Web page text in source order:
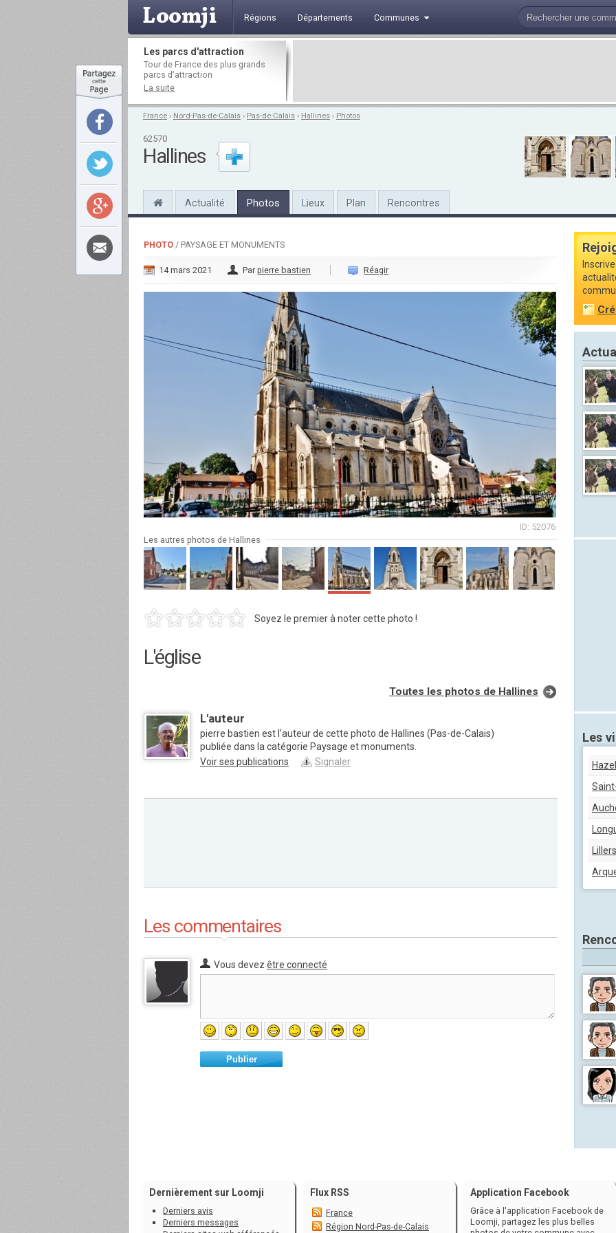
Régions Départements Communes
Les parcs d'attraction
Tour de France des plus grands
parcs d'attraction
La suite
France › Nord-Pas-de-Calais › Pas-de-Calais › Hallines › Photos
62570
Hallines
Actualité Photos Lieux Plan Rencontres
PHOTO / PAYSAGE ET MONUMENTS
14 mars 2021 Par pierre bastien Réagir
ID: 52076
Les autres photos de Hallines
Soyez le premier à noter cette photo !
L'église
Toutes les photos de Hallines
L'auteur
pierre bastien est l'auteur de cette photo de Hallines (Pas-de-Calais)
publiée dans la catégorie Paysage et monuments.
Voir ses publications
Signaler
Les commentaires
Vous devez être connecté
Publier
Les
Lillers
Dernièrement sur Loomji
Derniers avis
Derniers messages
Flux RSS
France
Région Nord-Pas-de-Calais
Application Facebook
Grâce à l'application Facebook de
Loomji, partagez les plus belles